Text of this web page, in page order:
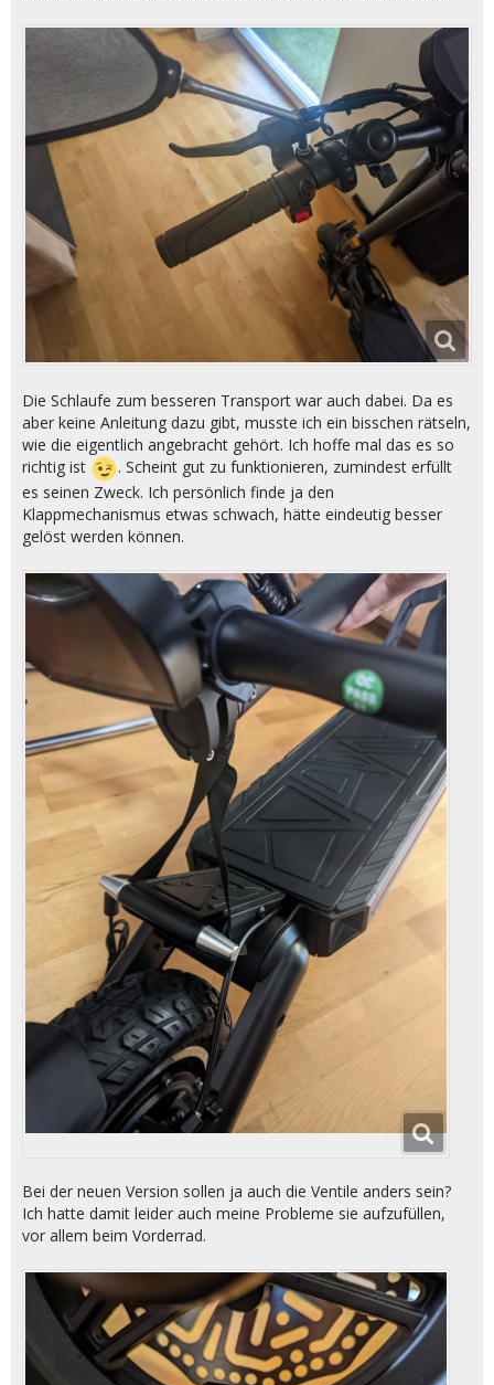
Die Schlaufe zum besseren Transport war auch dabei. Da es
aber keine Anleitung dazu gibt, musste ich ein bisschen rätseln,
wie die eigentlich angebracht gehört. Ich hoffe mal das es so
richtig ist
. Scheint gut zu funktionieren, zumindest erfüllt
es seinen Zweck. Ich persönlich finde ja den
Klappmechanismus etwas schwach, hätte eindeutig besser
gelöst werden können.
Bei der neuen Version sollen ja auch die Ventile anders sein?
Ich hatte damit leider auch meine Probleme sie aufzufüllen,
vor allem beim Vorderrad.